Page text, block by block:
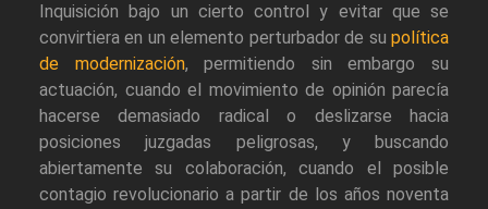
Inquisición bajo un cierto control y evitar que se
convirtiera en un elemento perturbador de su política
de modernización, permitiendo sin embargo su
actuación, cuando el movimiento de opinión parecía
hacerse demasiado radical o deslizarse hacia
posiciones juzgadas peligrosas, y buscando
abiertamente su colaboración, cuando el posible
contagio revolucionario a partir de los años noventa